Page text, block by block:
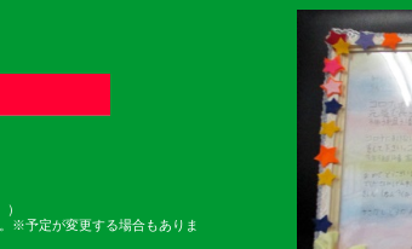
※予定が変更する場合もありま